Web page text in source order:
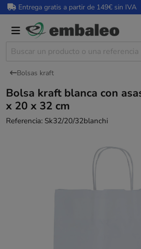
Entrega gratis a partir de 149€ sin IVA
Bolsas kraft
Bolsa kraft blanca con
x 20 x 32 cm
Referencia: Sk32/20/32blanchi